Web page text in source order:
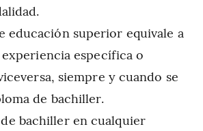
educación superior equivale a
experiencia específica o
siempre y cuando se
de bachiller.
bachiller en cualquier